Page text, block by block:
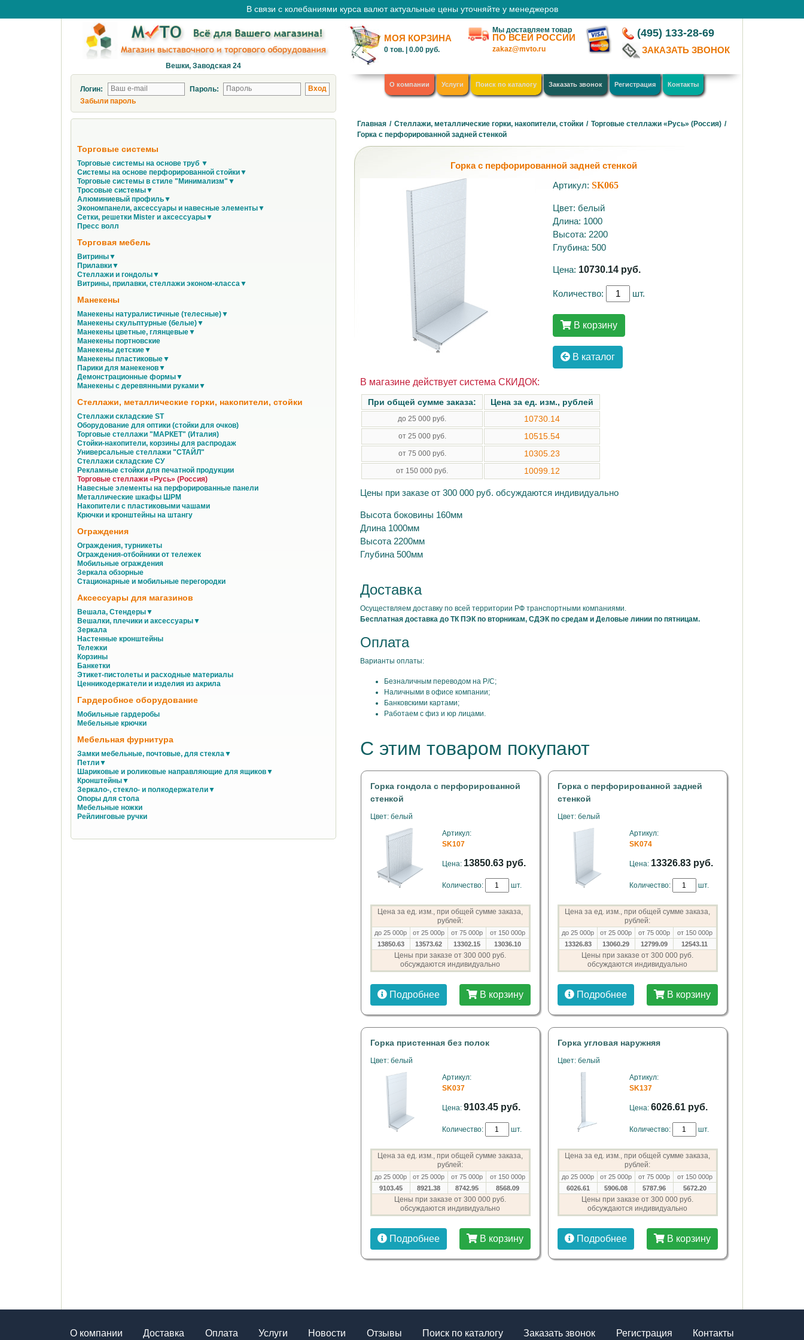
В связи с колебаниями курса валют актуальные цены уточняйте у менеджеров
Вешки, Заводская 24
МОЯ КОРЗИНА
0 тов. |0.00 руб.
Мы доставляем товар
ПО ВСЕЙ РОССИИ
zakaz@mvto.ru
(495) 133-28-69
ЗАКАЗАТЬ ЗВОНОК
Логин:
Пароль:
Забыли пароль
О компании Услуги Поиск по каталогу Заказать звонок Регистрация Контакты
Торговые системы
Торговые системы на основе труб ▼
Системы на основе перфорированной стойки▼
Торговые системы в стиле "Минимализм"▼
Тросовые системы▼
Алюминиевый профиль▼
Экономпанели, аксессуары и навесные элементы▼
Сетки, решетки Mister и аксессуары▼
Пресс волл
Торговая мебель
Витрины▼
Прилавки▼
Стеллажи и гондолы▼
Витрины, прилавки, стеллажи эконом-класса▼
Манекены
Манекены натуралистичные (телесные)▼
Манекены скульптурные (белые)▼
Манекены цветные, глянцевые▼
Манекены портновские
Манекены детские▼
Манекены пластиковые▼
Парики для манекенов▼
Демонстрационные формы▼
Манекены с деревянными руками▼
Стеллажи, металлические горки, накопители, стойки
Стеллажи складские ST
Оборудование для оптики (стойки для очков)
Торговые стеллажи "МАРКЕТ" (Италия)
Стойки-накопители, корзины для распродаж
Универсальные стеллажи "СТАЙЛ"
Стеллажи складские СУ
Рекламные стойки для печатной продукции
Торговые стеллажи «Русь» (Россия)
Навесные элементы на перфорированные панели
Металлические шкафы ШРМ
Накопители с пластиковыми чашами
Крючки и кронштейны на штангу
Ограждения
Ограждения, турникеты
Ограждения-отбойники от тележек
Мобильные ограждения
Зеркала обзорные
Стационарные и мобильные перегородки
Аксессуары для магазинов
Вешала, Стендеры▼
Вешалки, плечики и аксессуары▼
Зеркала
Настенные кронштейны
Тележки
Корзины
Банкетки
Этикет-пистолеты и расходные материалы
Ценникодержатели и изделия из акрила
Гардеробное оборудование
Мобильные гардеробы
Мебельные крючки
Мебельная фурнитура
Замки мебельные, почтовые, для стекла▼
Петли▼
Шариковые и роликовые направляющие для ящиков▼
Кронштейны▼
Зеркало-, стекло- и полкодержатели▼
Опоры для стола
Мебельные ножки
Рейлинговые ручки
Главная / Стеллажи, металлические горки, накопители, стойки / Торговые стеллажи «Русь» (Россия) /
Горка с перфорированной задней стенкой
Горка с перфорированной задней стенкой
Артикул:SK065
Цвет: белый
Длина: 1000
Высота: 2200
Глубина: 500
Цена: 10730.14 руб.
Количество: шт.
В корзину
В каталог
В магазине действует система СКИДОК:
При общей сумме заказа: Цена за ед. изм., рублей
до 25 000 руб. 10730.14
от 25 000 руб. 10515.54
от 75 000 руб. 10305.23
от 150 000 руб. 10099.12
Цены при заказе от 300 000 руб. обсуждаются индивидуально
Высота боковины 160мм
Длина 1000мм
Высота 2200мм
Глубина 500мм
Доставка
Осуществляем доставку по всей территории РФ транспортными компаниями.
Бесплатная доставка до ТК ПЭК по вторникам, СДЭК по средам и Деловые линии по пятницам.
Оплата
Варианты оплаты:
Безналичным переводом на Р/С;
Наличными в офисе компании;
Банковскими картами;
Работаем с физ и юр лицами.
С этим товаром покупают
Горка гондола с перфорированной
стенкой
Цвет: белый
Артикул:
SK107
Цена: 13850.63 руб.
Количество: шт.
Цена за ед. изм., при общей сумме заказа,
рублей:
до 25 000р от 25 000р от 75 000р
от 150 000р
13850.63
13573.62 13302.15 13036.10
Цены при заказе от 300 000 руб.
обсуждаются индивидуально
Подробнее В корзину
Горка с перфорированной задней
стенкой
Цвет: белый
Артикул:
SK074
Цена: 13326.83 руб.
Количество: шт.
Цена за ед. изм., при общей сумме заказа,
рублей:
до 25 000р от 25 000р от 75 000р
от 150 000р
13326.83
13060.29 12799.09 12543.11
Цены при заказе от 300 000 руб.
обсуждаются индивидуально
Подробнее В корзину
Горка пристенная без полок
Цвет: белый
Артикул:
SK037
Цена: 9103.45 руб.
Количество: шт.
Цена за ед. изм., при общей сумме заказа,
рублей:
до 25 000р от 25 000р от 75 000р
от 150 000р
9103.45
8921.38 8742.95 8568.09
Цены при заказе от 300 000 руб.
обсуждаются индивидуально
Подробнее В корзину
Горка угловая наружняя
Цвет: белый
Артикул:
SK137
Цена: 6026.61 руб.
Количество: шт.
Цена за ед. изм., при общей сумме заказа,
рублей:
до 25 000р от 25 000р от 75 000р
от 150 000р
6026.61
5906.08 5787.96 5672.20
Цены при заказе от 300 000 руб.
обсуждаются индивидуально
Подробнее В корзину
О компании Доставка Оплата Услуги Новости Отзывы Поиск по каталогу Заказать звонок Регистрация Контакты